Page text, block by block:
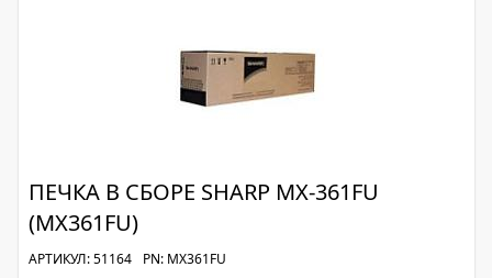
ПЕЧКА В СБОРЕ SHARP MX-361FU
(MX361FU)
АРТИКУЛ: 51164 PN: MX361FU